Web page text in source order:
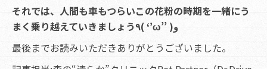
それでは、人間も車もつらいこの花粉の時期を一緒にう
まく乗り越えていきましょう٩( ‘’ω’’ )و
最後までお読みいただきありがとうございました。